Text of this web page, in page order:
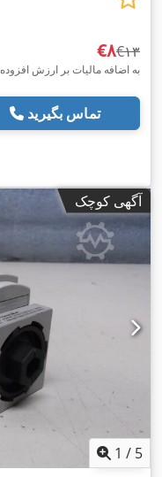
‎€۸‎€۱۳
VB به اضافه مالیات بر ارزش افزوده
تماس بگیرید
آگهی کوچک
1 / 5